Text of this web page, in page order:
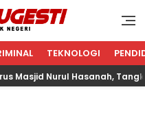
Negeri
TEKNOLOGI
Nurul Hasanah,